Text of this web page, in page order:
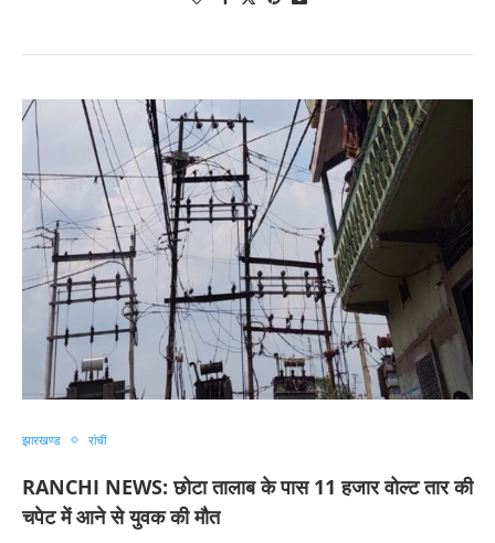
झारखण्ड रांची
RANCHI NEWS: छोटा तालाब के पास 11 हजार वोल्ट तार की
चपेट में आने से युवक की मौत